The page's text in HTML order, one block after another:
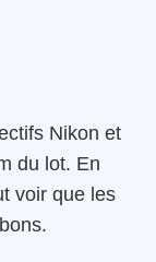
Nikon et
du lot. En
voir que les